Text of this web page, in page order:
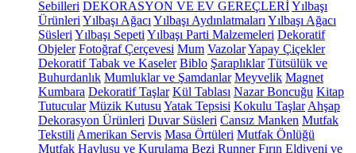
Sebilleri DEKORASYON VE EV GEREÇLERİYılbaşı
Ürünleri Yılbaşı Ağacı Yılbaşı Aydınlatmaları Yılbaşı Ağacı
Süsleri Yılbaşı Sepeti Yılbaşı Parti Malzemeleri Dekoratif
Objeler Fotoğraf Çerçevesi Mum VazolarYapay Çiçekler
Dekoratif Tabak ve Kaseler Biblo Şaraplıklar Tütsülük ve
Buhurdanlık Mumluklar ve Şamdanlar Meyvelik Magnet
Kumbara Dekoratif Taşlar Kül Tablası Nazar Boncuğu Kitap
Tutucular Müzik Kutusu Yatak Tepsisi Kokulu Taşlar Ahşap
Dekorasyon Ürünleri Duvar Süsleri Cansız Manken Mutfak
Tekstili Amerikan Servis Masa Örtüleri Mutfak Önlüğü
Mutfak Havlusu ve Kurulama Bezi Runner Fırın Eldiveni ve